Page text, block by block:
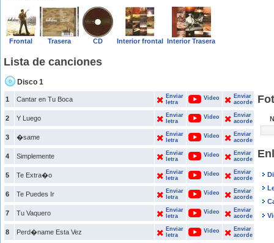
Frontal Trasera CD Interior frontal Interior Trasera
Lista de canciones
Disco 1
1 Cantar en Tu Boca
Enviar
letra
Video
Enviar
acorde
2 Y Luego
Enviar
letra
Video
Enviar
acorde
3 �same
Enviar
letra
Video
Enviar
acorde
4 Simplemente
Enviar
letra
Video
Enviar
acorde
5 Te Extra�o
Enviar
letra
Video
Enviar
acorde
6 Te Puedes Ir
Enviar
letra
Video
Enviar
acorde
7 Tu Vaquero
Enviar
letra
Video
Enviar
acorde
8 Perd�name Esta Vez
Enviar
letra
Video
Enviar
acorde